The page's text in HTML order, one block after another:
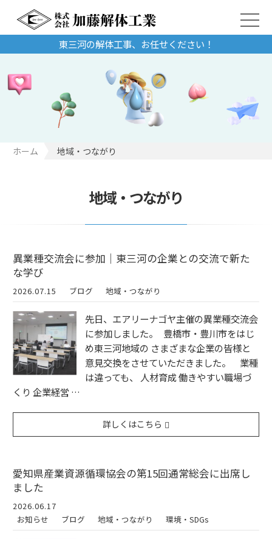
東三河の解体工事、お任せください！
ホーム 地域・つながり
地域・つながり
異業種交流会に参加｜東三河の企業との交流で新た
な学び
2026.07.15 ブログ 地域・つながり
先日、エアリーナゴヤ主催の異業種交流会
に参加しました。 豊橋市・豊川市をはじ
め東三河地域の さまざまな企業の皆様と
意見交換をさせていただきました。 業種
は違っても、 人材育成 働きやすい職場づ
くり 企業経営 …
詳しくはこちら
愛知県産業資源循環協会の第15回通常総会に出席し
ました
2026.06.17
お知らせ
ブログ 地域・つながり 環境・SDGs